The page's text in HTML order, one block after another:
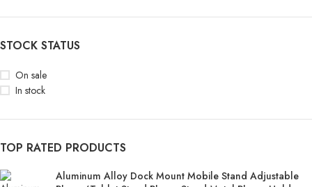
STOCK STATUS
On sale
In stock
TOP RATED PRODUCTS
Aluminum Alloy Dock Mount Mobile Stand Adjustable